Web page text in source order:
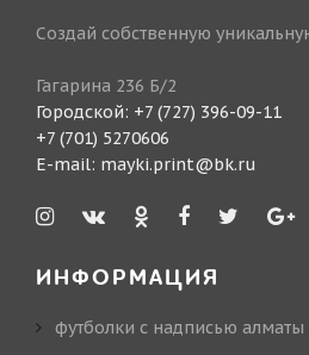
Создай собственную
Гагарина 236 Б/2
Городской: +7 (727) 396-09-11
+7 (701) 5270606
E-mail: mayki.print@bk.ru
ИНФОРМАЦИЯ
футболки с надписью алматы